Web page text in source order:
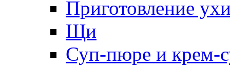
Приготовление
Щи
Суп-пюре и крем-